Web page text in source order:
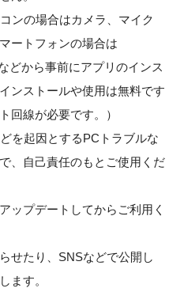
ンの場合はカメラ、マイク
ートフォンの場合は
どから事前にアプリのインス
ンストールや使用は無料です
回線が必要です。）
を起因とするPCトラブルな
、自己責任のもとご使用くだ
ップデートしてからご利用く
せたり、SNSなどで公開し
ます。